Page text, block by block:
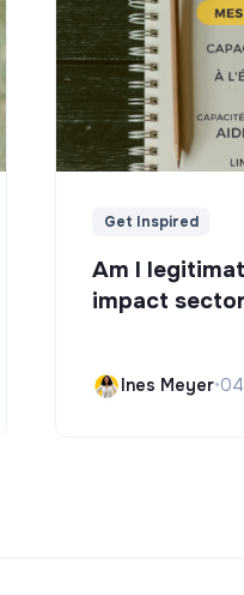
Get Inspired
Am I
impact
Ines Meyer•